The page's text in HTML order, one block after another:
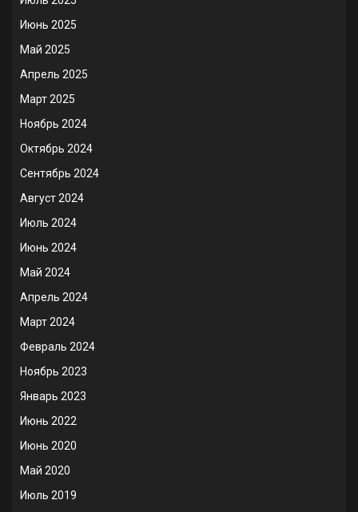
Июнь 2025
Май 2025
Апрель 2025
Март 2025
Ноябрь 2024
Октябрь 2024
Сентябрь 2024
Август 2024
Июль 2024
Июнь 2024
Май 2024
Апрель 2024
Март 2024
Февраль 2024
Ноябрь 2023
Январь 2023
Июнь 2022
Июнь 2020
Май 2020
Июль 2019